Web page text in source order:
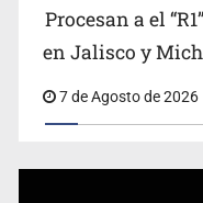
Procesan a el
en Jalisco y
7 de Agosto de 2026